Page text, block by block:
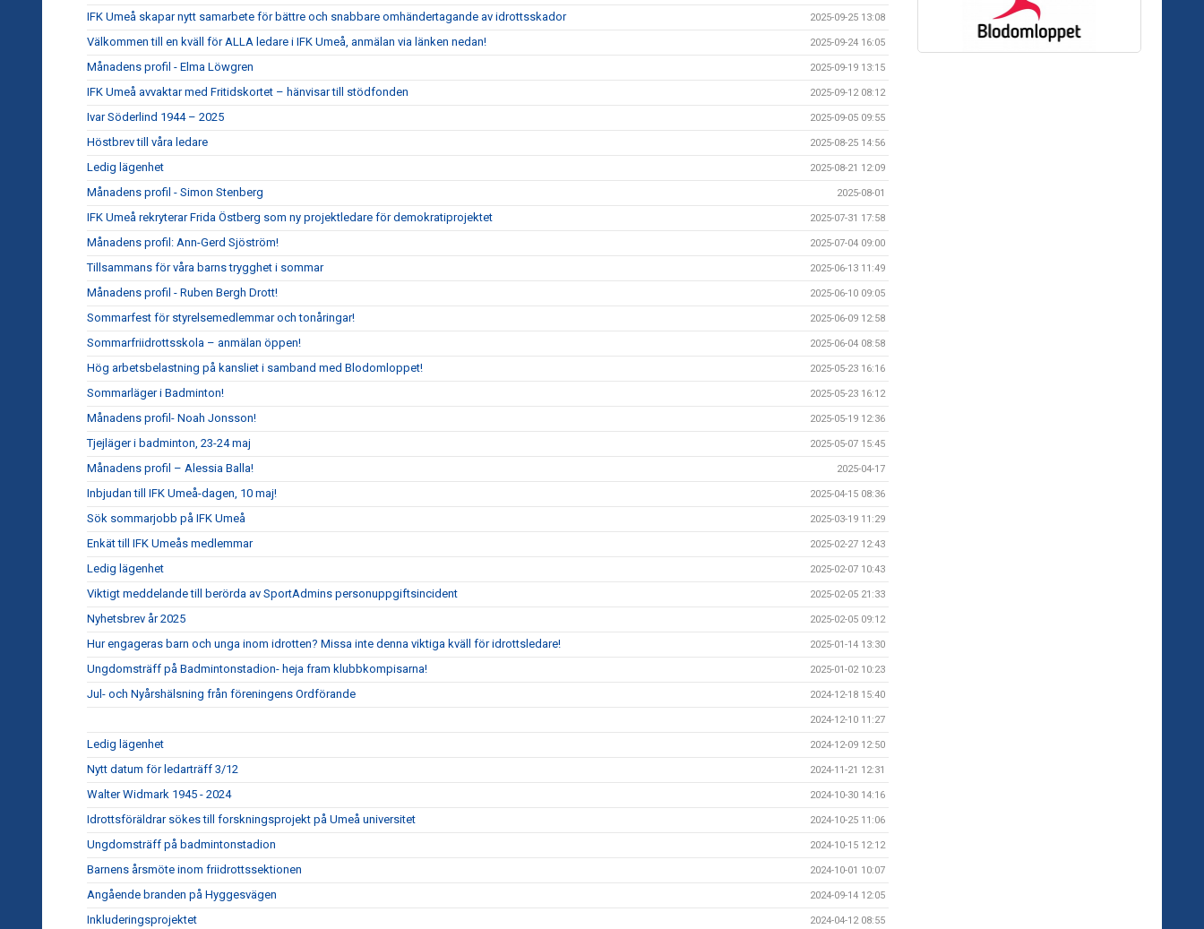
IFK Umeå skapar nytt samarbete för bättre och snabbare omhändertagande av idrottsskador 2025-09-25 13:08
Välkommen till en kväll för ALLA ledare i IFK Umeå, anmälan via länken nedan! 2025-09-24 16:05
Månadens profil - Elma Löwgren 2025-09-19 13:15
IFK Umeå avvaktar med Fritidskortet – hänvisar till stödfonden 2025-09-12 08:12
Ivar Söderlind 1944 – 2025 2025-09-05 09:55
Höstbrev till våra ledare 2025-08-25 14:56
Ledig lägenhet 2025-08-21 12:09
Månadens profil - Simon Stenberg 2025-08-01
IFK Umeå rekryterar Frida Östberg som ny projektledare för demokratiprojektet 2025-07-31 17:58
Månadens profil: Ann-Gerd Sjöström! 2025-07-04 09:00
Tillsammans för våra barns trygghet i sommar 2025-06-13 11:49
Månadens profil - Ruben Bergh Drott! 2025-06-10 09:05
Sommarfest för styrelsemedlemmar och tonåringar! 2025-06-09 12:58
Sommarfriidrottsskola – anmälan öppen! 2025-06-04 08:58
Hög arbetsbelastning på kansliet i samband med Blodomloppet! 2025-05-23 16:16
Sommarläger i Badminton! 2025-05-23 16:12
Månadens profil- Noah Jonsson! 2025-05-19 12:36
Tjejläger i badminton, 23-24 maj 2025-05-07 15:45
Månadens profil – Alessia Balla! 2025-04-17
Inbjudan till IFK Umeå-dagen, 10 maj! 2025-04-15 08:36
Sök sommarjobb på IFK Umeå 2025-03-19 11:29
Enkät till IFK Umeås medlemmar 2025-02-27 12:43
Ledig lägenhet 2025-02-07 10:43
Viktigt meddelande till berörda av SportAdmins personuppgiftsincident 2025-02-05 21:33
Nyhetsbrev år 2025 2025-02-05 09:12
Hur engageras barn och unga inom idrotten? Missa inte denna viktiga kväll för idrottsledare! 2025-01-14 13:30
Ungdomsträff på Badmintonstadion- heja fram klubbkompisarna! 2025-01-02 10:23
Jul- och Nyårshälsning från föreningens Ordförande 2024-12-18 15:40
2024-12-10 11:27
Ledig lägenhet 2024-12-09 12:50
Nytt datum för ledarträff 3/12 2024-11-21 12:31
Walter Widmark 1945 - 2024 2024-10-30 14:16
Idrottsföräldrar sökes till forskningsprojekt på Umeå universitet 2024-10-25 11:06
Ungdomsträff på badmintonstadion 2024-10-15 12:12
Barnens årsmöte inom friidrottssektionen 2024-10-01 10:07
Angående branden på Hyggesvägen 2024-09-14 12:05
Inkluderingsprojektet 2024-04-12 08:55